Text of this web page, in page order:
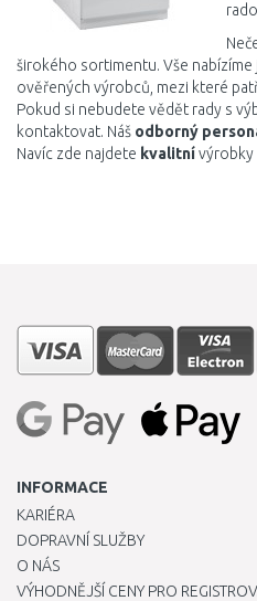
širokého sortimentu. Vše
ověřených výrobců, mezi které
Pokud si nebudete vědět rady s
kontaktovat. Náš odborný
Navíc zde najdete kvalitnívýrobky
INFORMACE
KARIÉRA
DOPRAVNÍ SLUŽBY
O NÁS
VÝHODNĚJŠÍ CENY PRO